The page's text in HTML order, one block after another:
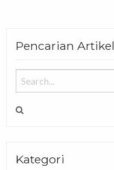
Pencarian Artikel
Kategori